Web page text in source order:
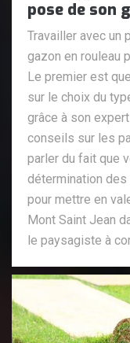
pose de son
Travailler avec un
gazon en rouleau
Le premier est
sur le choix du
grâce à son
conseils sur les
parler du fait que
détermination
pour mettre en
Mont Saint Jean
le paysagiste à